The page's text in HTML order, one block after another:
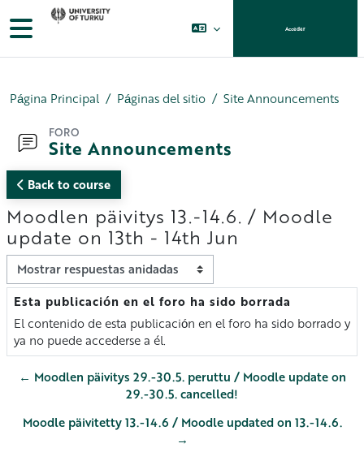
Salta al contenido principal
Panel lateral Acceder
Página Principal Páginas del sitio Site Announcements
FORO
Site Announcements
Back to course
Moodlen päivitys 13.-14.6. / Moodle
update on 13th - 14th Jun
Mostrar modo
Esta publicación en el foro ha sido borrada
Número de respuestas: 0
El contenido de esta publicación en el foro ha sido borrado y
ya no puede accederse a él.
← Moodlen päivitys 29.-30.5. peruttu / Moodle update on
29.-30.5. cancelled!
Moodle päivitetty 13.-14.6 / Moodle updated on 13.-14.6.
→